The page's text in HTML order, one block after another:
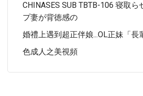
CHINASES SUB TBTB-106 寝取ら
プ妻が背徳感の
婚禮上遇到超正伴娘...OL正妹「長
色成人之美視頻